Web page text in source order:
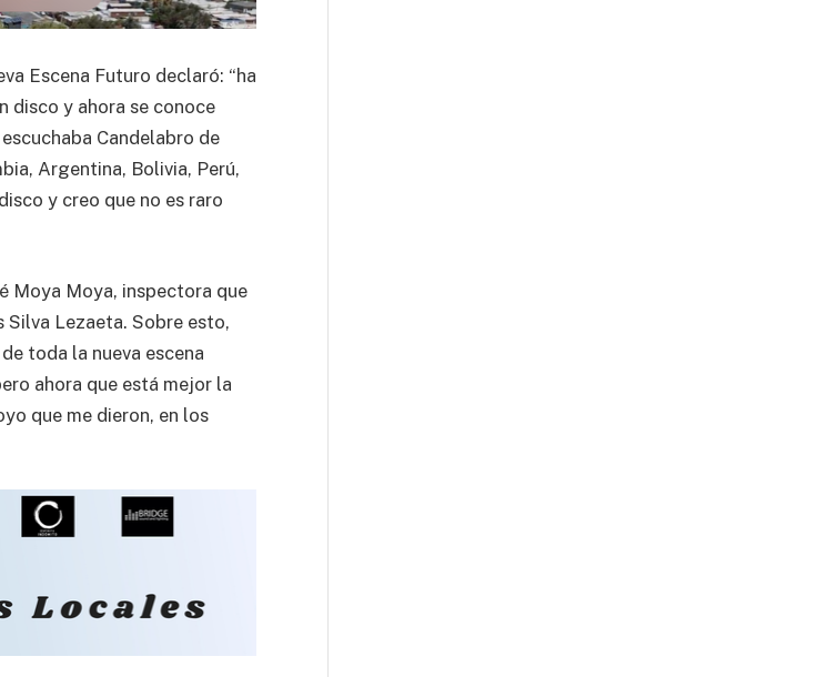
Escena Futuro declaró: “ha
disco y ahora se conoce
Candelabro de
Argentina, Bolivia, Perú,
y creo que no es raro
Moya Moya, inspectora que
Lezaeta. Sobre esto,
toda la nueva escena
ahora que está mejor la
que me dieron, en los